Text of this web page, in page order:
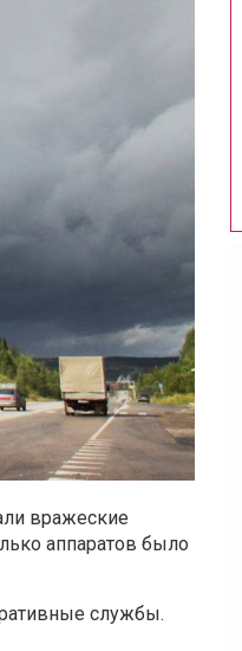
вражеские
аппаратов было
службы.